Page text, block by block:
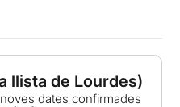
llista de Lourdes)
dates confirmades